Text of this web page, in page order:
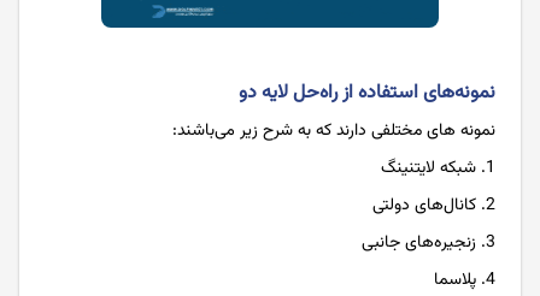
نمونه‌های استفاده از راه‌حل لایه دو
نمونه های مختلفی دارند که به شرح زیر می‌باشند:
شبکه لایتنینگ
کانال‌های دولتی
زنجیره‌های جانبی
پلاسما